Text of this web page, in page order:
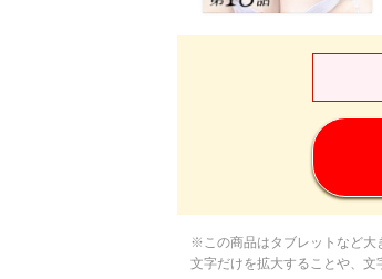
※この商品はタブレットなど大
文字だけを拡大することや、文